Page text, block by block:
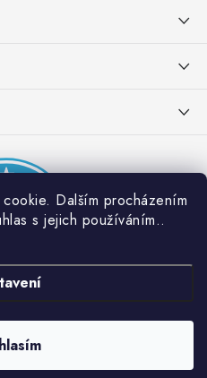
Dalším procházením
s jejich používáním..
. Všechna práva vyhrazena.